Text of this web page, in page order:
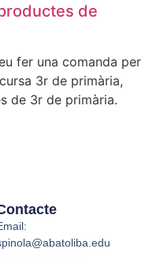
de
fer una comanda per
3r de primària,
de 3r de primària.